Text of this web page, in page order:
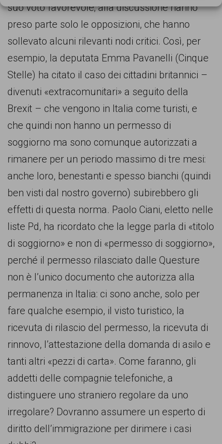
suo voto favorevole; alla discussione hanno
preso parte solo le opposizioni, che hanno
sollevato alcuni rilevanti nodi critici. Così, per
esempio, la deputata Emma Pavanelli (Cinque
Stelle) ha citato il caso dei cittadini britannici –
divenuti «extracomunitari» a seguito della
Brexit – che vengono in Italia come turisti, e
che quindi non hanno un permesso di
soggiorno ma sono comunque autorizzati a
rimanere per un periodo massimo di tre mesi:
anche loro, benestanti e spesso bianchi (quindi
ben visti dal nostro governo) subirebbero gli
effetti di questa norma. Paolo Ciani, eletto nelle
liste Pd, ha ricordato che la legge parla di «titolo
di soggiorno» e non di «permesso di soggiorno»,
perché il permesso rilasciato dalle Questure
non è l’unico documento che autorizza alla
permanenza in Italia: ci sono anche, solo per
fare qualche esempio, il visto turistico, la
ricevuta di rilascio del permesso, la ricevuta di
rinnovo, l’attestazione della domanda di asilo e
tanti altri «pezzi di carta». Come faranno, gli
addetti delle compagnie telefoniche, a
distinguere uno straniero regolare da uno
irregolare? Dovranno assumere un esperto di
diritto dell’immigrazione per dirimere i casi